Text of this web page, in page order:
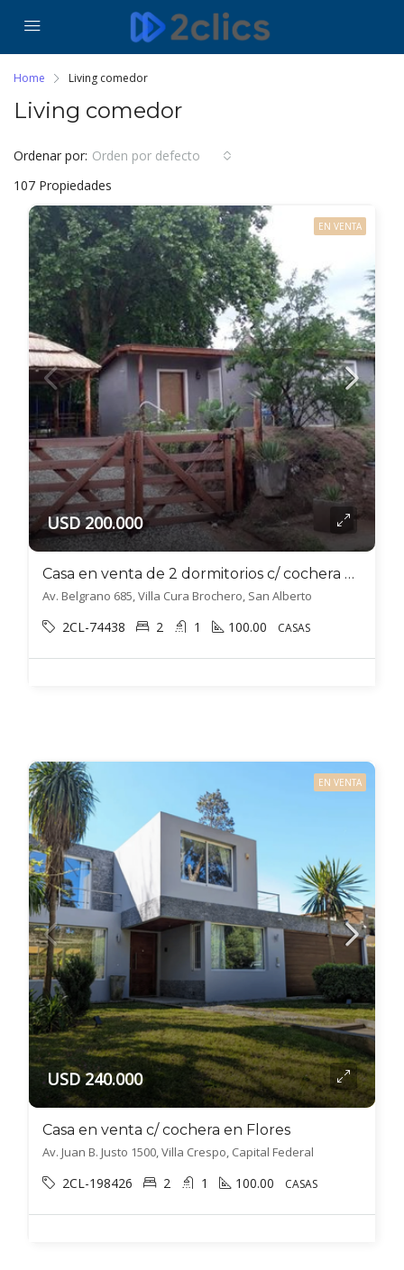
Home Living comedor
Living comedor
107 Propiedades
Ordenar por: Orden por defecto
EN VENTA
USD 200.000
Casa en venta de 2 dormitorios c/ cochera en Villa Cura Brochero
Av. Belgrano 685, Villa Cura Brochero, San Alberto
2CL-74438 2 1 100.00 CASAS
EN VENTA
USD 240.000
Casa en venta c/ cochera en Flores
Av. Juan B. Justo 1500, Villa Crespo, Capital Federal
2CL-198426 2 1 100.00 CASAS